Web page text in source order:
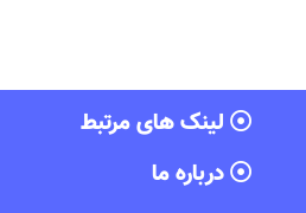
لینک های مرتبط
درباره ما